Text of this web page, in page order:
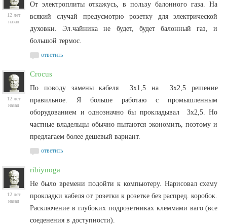
12 лет
назад
От электроплиты откажусь, в пользу балонного газа. На
всякий случай предусмотрю розетку для электрической
духовки. Эл.чайника не будет, будет балонный газ, и
большой термос.
ответить
12 лет
назад
Crocus
По поводу замены кабеля 3х1,5 на 3х2,5 решение
правильное. Я больше работаю с промышленным
оборудованием и однозначно бы прокладывал
3х2,5. Но
частные владельцы обычно пытаются экономить, поэтому и
предлагаем более дешевый вариант.
ответить
12 лет
назад
ribiynoga
Не было времени подойти к компьютеру. Нарисовал схему
прокладки кабеля от розетки к розетке без распред. коробок.
Расключение в глубоких подрозетниках клеммами ваго (все
соеденения в доступности).